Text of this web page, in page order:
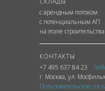
с арендным потоком
с потенциальным АП
на этапе строительства
КОНТАКТЫ
+7 495 637 84 23
г. Москва, ул.
Пользовательское